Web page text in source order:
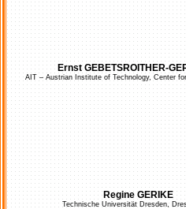
Ernst GEBETSROITHER-
AIT – Austrian Institute of Technology, Center
Regine GERIKE
Technische Universität Dresden,